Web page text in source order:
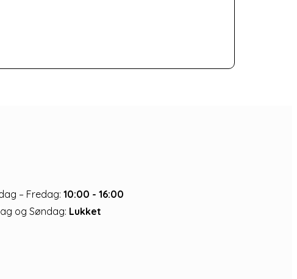
– Fredag: 10:00 - 16:00
og Søndag: Lukket